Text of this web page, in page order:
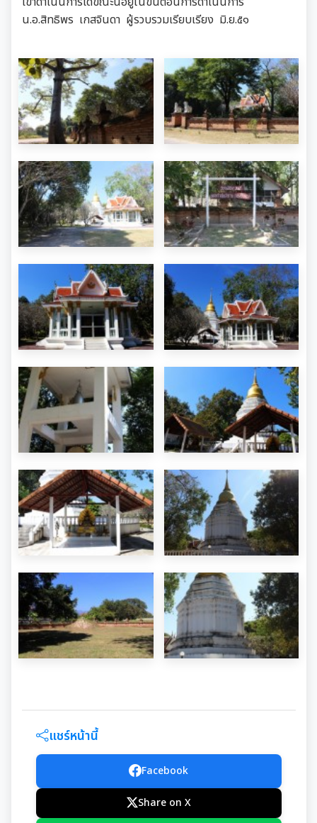
น.อ.สิทธิพร เกสจินดา ผู้รวบรวมเรียบเรียง มิ.ย.๕๑
แชร์หน้านี้
Facebook
Share on X